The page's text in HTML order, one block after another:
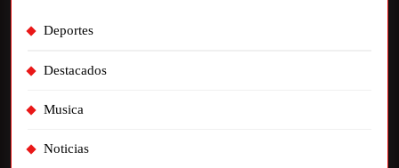
Deportes
Destacados
Musica
Noticias